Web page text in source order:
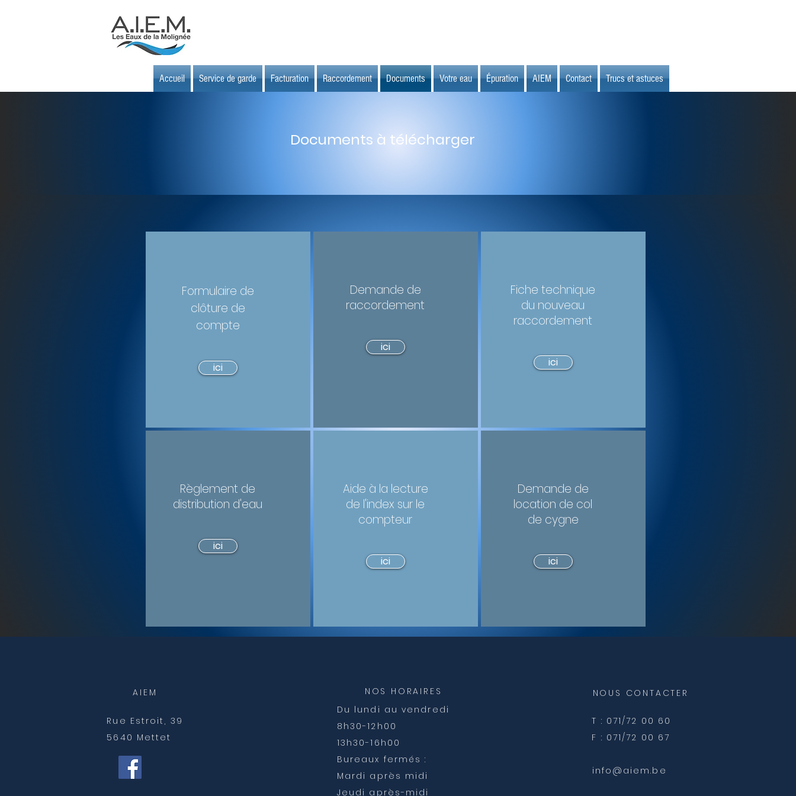
Accueil Service de garde Facturation Raccordement Documents Votre eau Épuration AIEM Contact Trucs et astuces
Documents à télécharger
Formulaire de
clôture de
compte
ici
Règlement de
distribution d'eau
ici
Demande de
raccordement
ici
Aide à la lecture
de l'index sur le
compteur
ici
Fiche technique
du nouveau
raccordement
ici
Demande de
location de col
de cygne
ici
AIEM
Rue Estroit, 39
5640 Mettet
NOS HORAIRES
Du lundi au vendredi
8h30-12h00
13h30-16h00
Bureaux fermés :
Mardi après midi
Jeudi après-midi
NOUS CONTACTER
T : 071/72 00 60
F : 071/72 00 67
info@aiem.be